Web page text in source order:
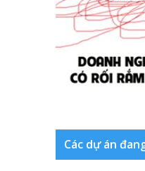
Các dự án